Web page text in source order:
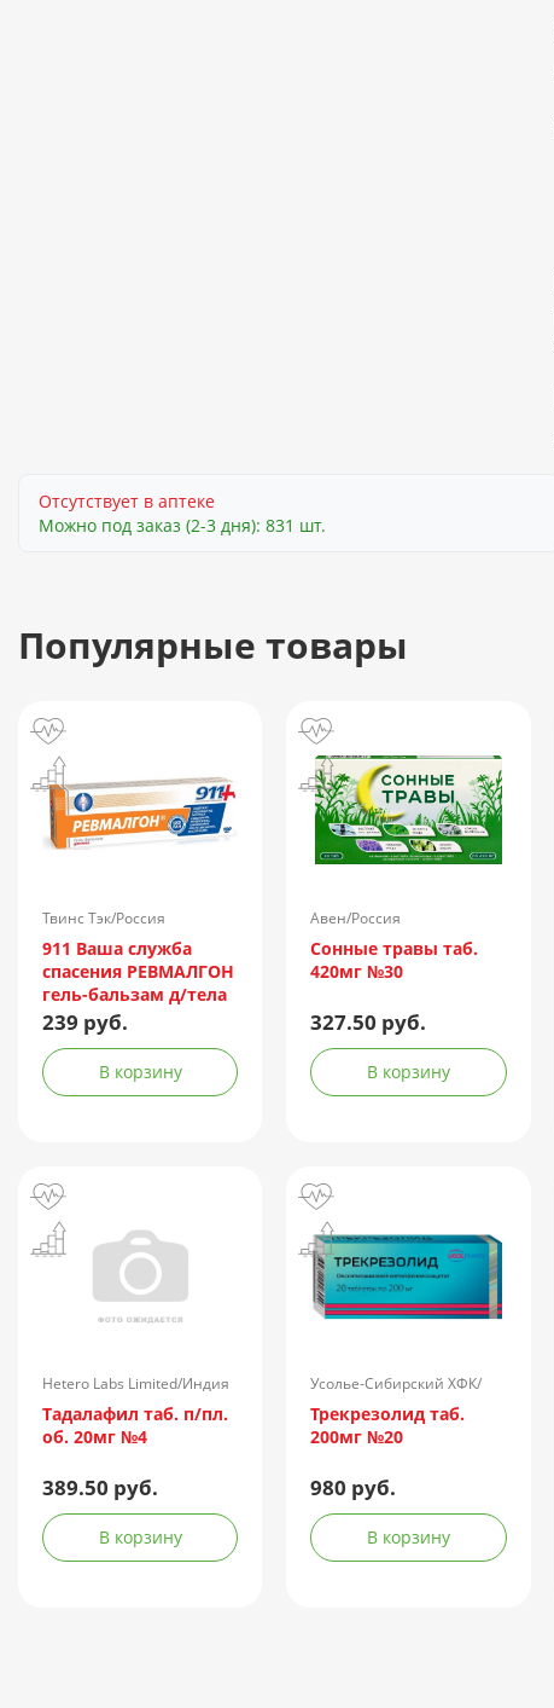
Отсутствует в аптеке
Можно под заказ (2-3 дня): 831 шт.
Популярные товары
Твинс Тэк/Россия
911 Ваша служба
спасения РЕВМАЛГОН
гель-бальзам д/тела
100мл
239 руб.
В корзину
Авен/Россия
Сонные травы таб.
420мг №30
327.50 руб.
В корзину
Hetero Labs Limited/Индия
Тадалафил таб. п/пл.
об. 20мг №4
389.50 руб.
В корзину
Усолье-Сибирский ХФК/
Россия
Трекрезолид таб.
200мг №20
980 руб.
В корзину